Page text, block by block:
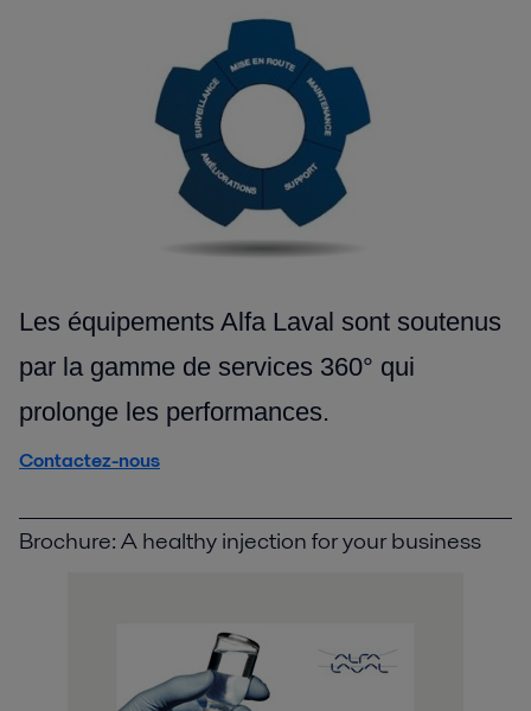
Les équipements Alfa Laval sont soutenus
par la gamme de services 360° qui
prolonge les performances.
Contactez-nous
Brochure: A healthy injection for your business